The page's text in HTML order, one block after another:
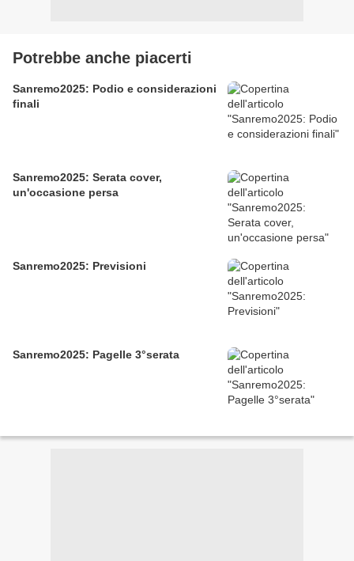
Potrebbe anche piacerti
Sanremo2025: Podio e considerazioni
finali
Sanremo2025: Serata cover,
un'occasione persa
Sanremo2025: Previsioni
Sanremo2025: Pagelle 3°serata